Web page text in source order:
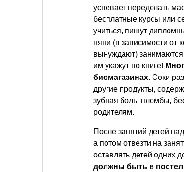
успевает переделать
бесплатные курсы или
учиться, пишут
няни (в зависимости от
вынуждают) занимаются
им укажут по книге!
биомагазинах. Соки
другие продукты,
зубная боль, пломбы,
родителям.
После занятий детей
а потом отвезти на
оставлять детей одних
должны быть в